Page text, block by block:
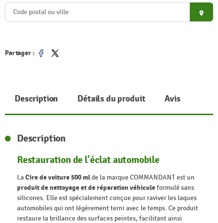
place
Partager :
Partager
Tweet
Description Détails du produit Avis
Description
Restauration de l'éclat automobile
LaCire de voiture 500 mlde la marque COMMANDANT est un
produit de nettoyage et de réparation véhiculeformulé sans
silicones. Elle est spécialement conçue pour raviver les laques
automobiles qui ont légèrement terni avec le temps. Ce produit
restaure la brillance des surfaces peintes, facilitant ainsi